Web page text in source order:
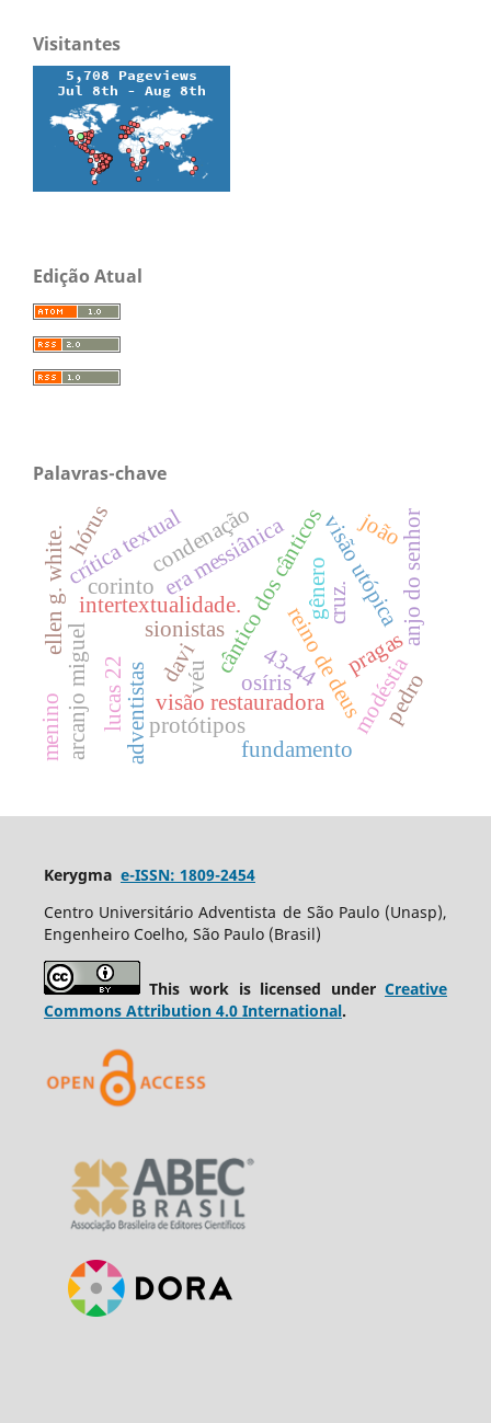
Visitantes
Edição Atual
Palavras-chave
cântico dos cânticos
43-44
davi
intertextualidade. reino de deus
visão restauradora
visão utópica
era messiânica
sionistas
adventistas
corinto
véu
gênero
modéstia
pragas
lucas 22
crítica textualcondenação
ellen g. white.
pedro
anjo do senhor
arcanjo miguel
protótipos
hórus
osíris
cruz.
fundamento
menino
joão
Kerygma e-ISSN: 1809-2454
Centro Universitário Adventista de São Paulo (Unasp),
Engenheiro Coelho, São Paulo (Brasil)
This work is licensed underCreative
Commons Attribution 4.0 International.